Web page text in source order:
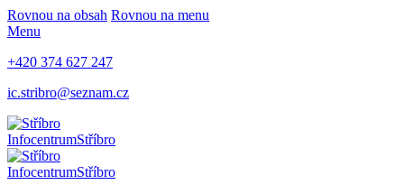
Rovnou na obsah Rovnou na menu
Menu
+420 374 627 247
ic.stribro@seznam.cz
InfocentrumStříbro
InfocentrumStříbro